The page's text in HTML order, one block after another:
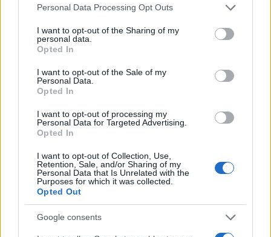
Personal Data Processing Opt Outs
I want to opt-out of the Sharing of my
personal data.
Opted In
I want to opt-out of the Sale of my
Personal Data.
Opted In
I want to opt-out of processing my
Personal Data for Targeted Advertising.
Opted In
I want to opt-out of Collection, Use,
Retention, Sale, and/or Sharing of my
Personal Data that Is Unrelated with the
Purposes for which it was collected.
Opted Out
Google consents
Marco Leardi, 25 febbraio 2026
Nicolaporro.it è anche su Whatsapp. È
essere sempre aggiornati (gratis).
#LA RIPARTENZA 2026
Vignetta del 07/08/2026
Vai all'archivio delle vignette